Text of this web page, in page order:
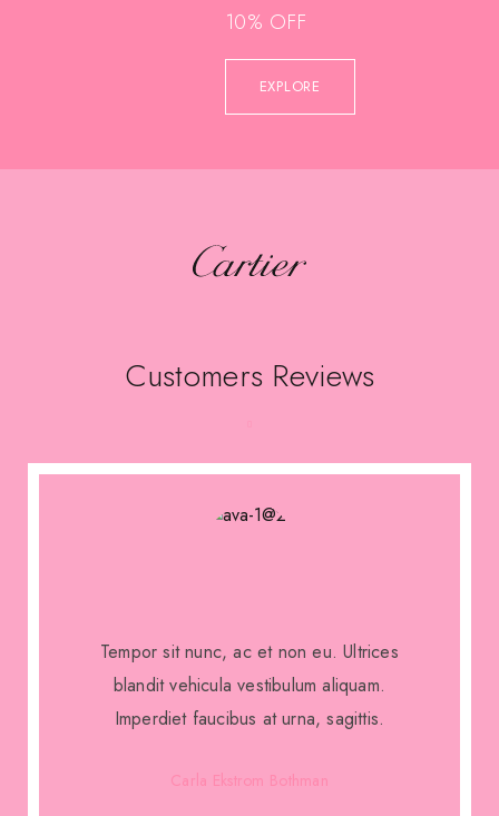
10% OFF
EXPLORE
Customers Reviews
Tempor sit nunc, ac et non eu. Ultrices
blandit vehicula vestibulum aliquam.
Imperdiet faucibus at urna, sagittis.
Carla Ekstrom Bothman